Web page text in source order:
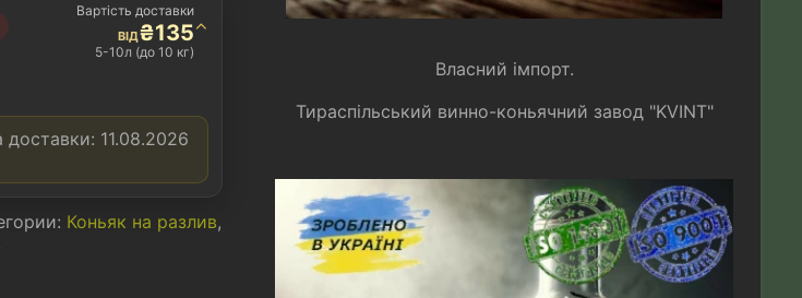
e
:
Вартість доставки
ВІД₴135
5-10л (до 10 кг)
⌃
доставки: 11.08.2026
Коньяк на разлив,
Власний імпорт.
Тираспільський винно-коньячний завод "KVINT"